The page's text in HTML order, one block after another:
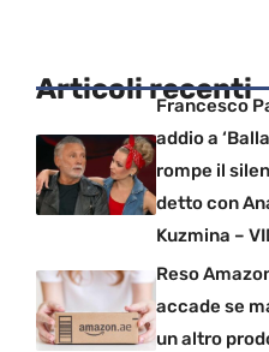
Articoli recenti
Francesco
addio a
rompe il
detto con
Kuzmina –
Reso
accade se
un altro